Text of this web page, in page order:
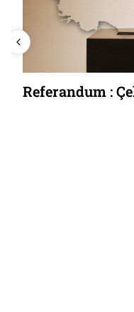
Referandum :